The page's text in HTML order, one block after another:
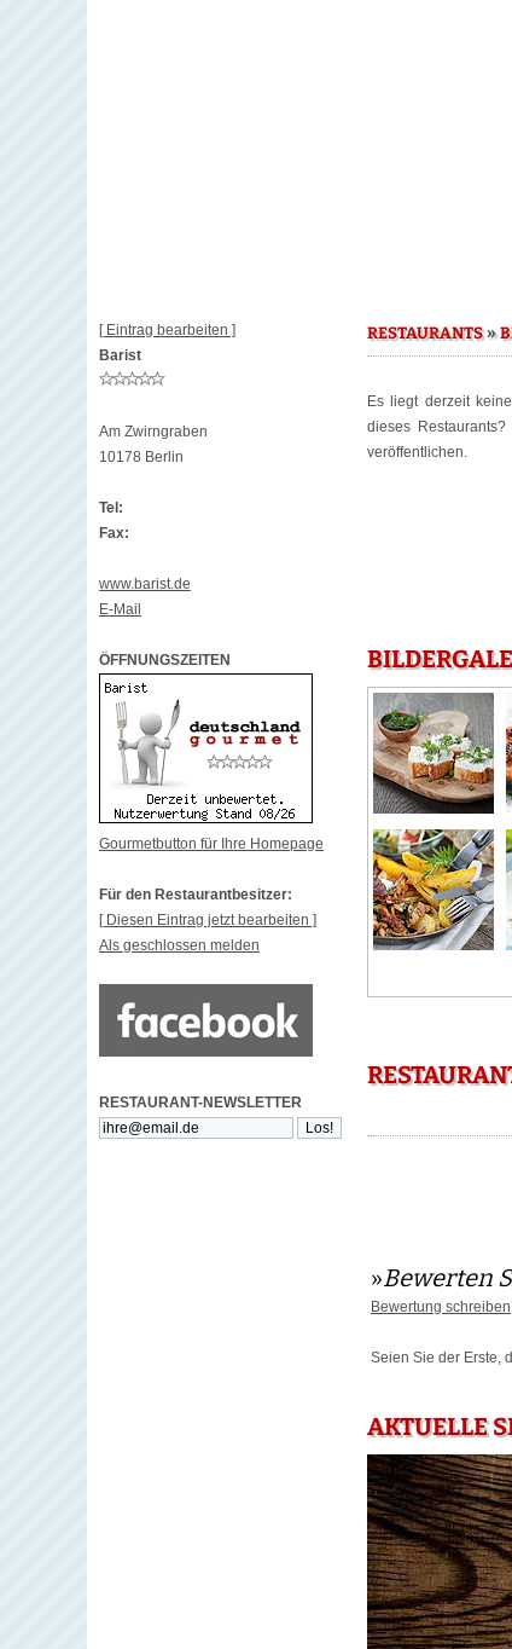
[ Eintrag bearbeiten ]
Barist
Am Zwirngraben
10178 Berlin
Tel:
Fax:
www.barist.de
E-Mail
ÖFFNUNGSZEITEN
Gourmetbutton für Ihre Homepage
Für den Restaurantbesitzer:
[ Diesen Eintrag jetzt bearbeiten ]
Als geschlossen melden
RESTAURANT-NEWSLETTER
RESTAURANTS»
Es liegt derzeit
dieses
veröffentlichen.
»Bewerten
Bewertung schreiben
Seien Sie der Erste,
AKTUELLE